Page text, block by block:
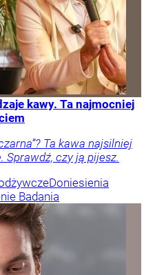
kawy. Ta najmocniej
Ta kawa najsilniej
Sprawdź, czy ją pijesz.
Doniesienia
Badania